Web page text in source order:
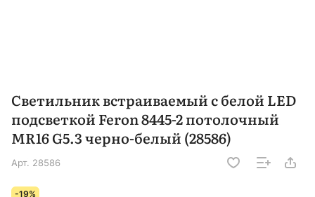
Светильник встраиваемый с белой LED
подсветкой Feron 8445-2 потолочный
MR16 G5.3 черно-белый (28586)
Арт. 28586
-19%